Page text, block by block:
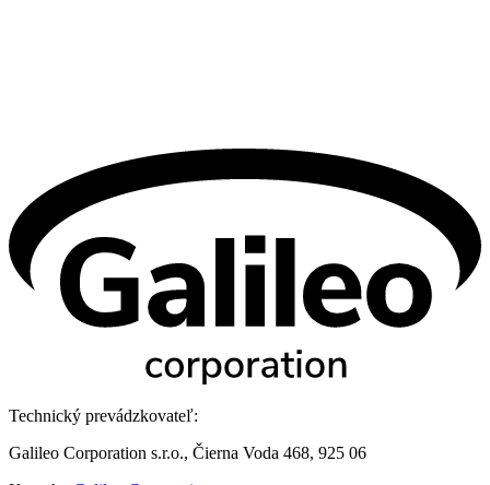
Technický prevádzkovateľ:
Galileo Corporation s.r.o., Čierna Voda 468, 925 06